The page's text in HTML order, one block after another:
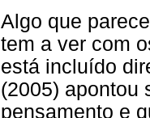
Algo que
tem a ver com
está incluído
(2005) apontou
pensamento e